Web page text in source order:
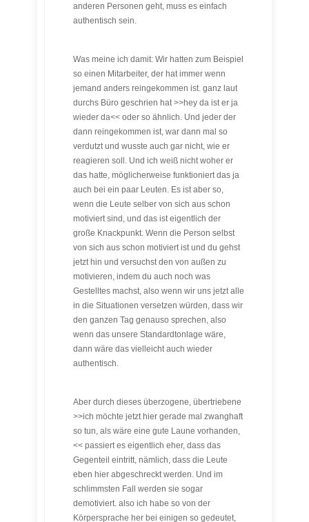
anderen Personen geht, muss es einfach
authentisch sein.
Was meine ich damit: Wir hatten zum Beispiel
so einen Mitarbeiter, der hat immer wenn
jemand anders reingekommen ist. ganz laut
durchs Büro geschrien hat >>hey da ist er ja
wieder da<< oder so ähnlich. Und jeder der
dann reingekommen ist, war dann mal so
verdutzt und wusste auch gar nicht, wie er
reagieren soll. Und ich weiß nicht woher er
das hatte, möglicherweise funktioniert das ja
auch bei ein paar Leuten. Es ist aber so,
wenn die Leute selber von sich aus schon
motiviert sind, und das ist eigentlich der
große Knackpunkt. Wenn die Person selbst
von sich aus schon motiviert ist und du gehst
jetzt hin und versuchst den von außen zu
motivieren, indem du auch noch was
Gestelltes machst, also wenn wir uns jetzt alle
in die Situationen versetzen würden, dass wir
den ganzen Tag genauso sprechen, also
wenn das unsere Standardtonlage wäre,
dann wäre das vielleicht auch wieder
authentisch.
Aber durch dieses überzogene, übertriebene
>>ich möchte jetzt hier gerade mal zwanghaft
so tun, als wäre eine gute Laune vorhanden,
<< passiert es eigentlich eher, dass das
Gegenteil eintritt, nämlich, dass die Leute
eben hier abgeschreckt werden. Und im
schlimmsten Fall werden sie sogar
demotiviert. also ich habe so von der
Körpersprache her bei einigen so gedeutet,